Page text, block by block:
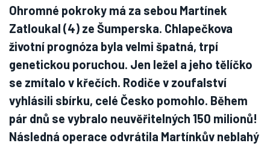
Ohromné pokroky má za sebou Martínek
Zatloukal (4) ze Šumperska. Chlapečkova
životní prognóza byla velmi špatná, trpí
genetickou poruchou. Jen ležel a jeho tělíčko
se zmítalo v křečích. Rodiče v zoufalství
vyhlásili sbírku, celé Česko pomohlo. Během
pár dnů se vybralo neuvěřitelných 150 milionů!
Následná operace odvrátila Martínkův neblahý